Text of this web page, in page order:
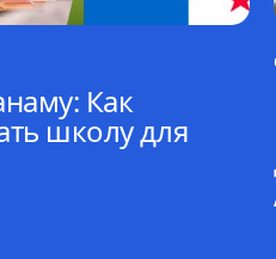
Как
школу для